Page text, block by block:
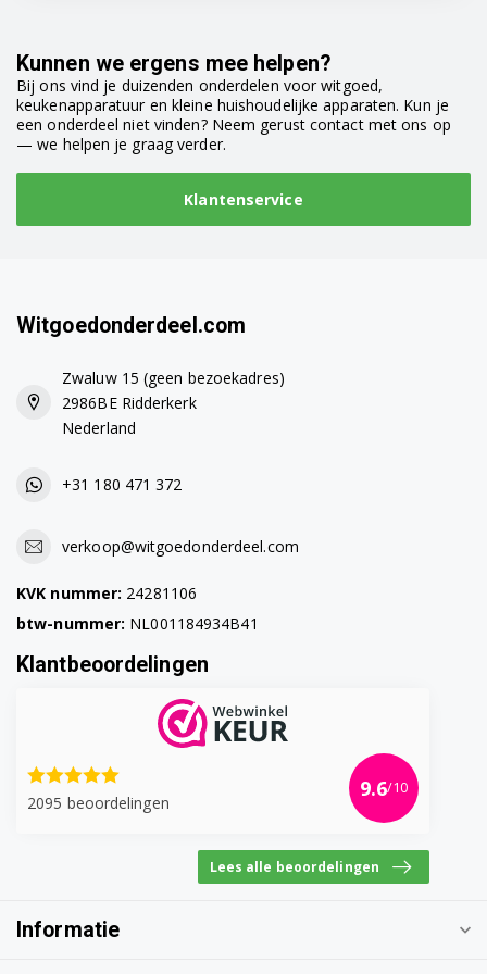
WAA16163PL
WAA16165ME
WAA16166ME
WAA16260OE
WAA16261OE
WAA20110AR
WAA20110EE
WAA20111EE
WAA20112EE
WAA20113EE
WAA2011STR
WAA20160
Kunnen we ergens mee helpen?
Bij ons vind je duizenden onderdelen voor witgoed,
keukenapparatuur en kleine huishoudelijke apparaten. Kun je
een onderdeel niet vinden? Neem gerust contact met ons op
— we helpen je graag verder.
Klantenservice
Witgoedonderdeel.com
Zwaluw 15 (geen bezoekadres)
2986BE Ridderkerk
Nederland
+31 180 471 372
verkoop@witgoedonderdeel.com
KVK nummer: 24281106
btw-nummer: NL001184934B41
Klantbeoordelingen
2095 beoordelingen
9.6/10
Lees alle beoordelingen
Informatie